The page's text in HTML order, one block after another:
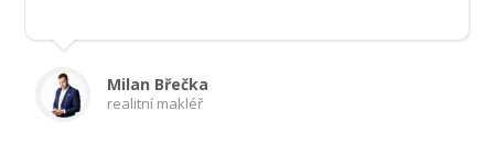
Milan Břečka
realitní makléř